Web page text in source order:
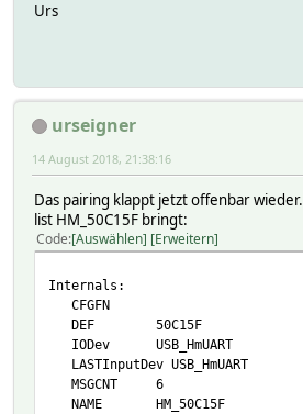
Urs
urseigner
14 August 2018, 21:38:16
Das pairing klappt jetzt offenbar wieder.
list HM_50C15F bringt:
Code Auswählen Erweitern
Internals:
CFGFN
DEF 50C15F
IODev USB_HmUART
LASTInputDev USB_HmUART
MSGCNT 6
NAME HM_50C15F